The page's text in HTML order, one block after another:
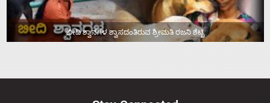
ಬೀದಿ ಶ್ವಾನಗಳ ಶ್ವಾಸದಂತಿರುವ ಶ್ರೀಮತಿ ರಜನಿ ಶೆಟ್ಟಿ